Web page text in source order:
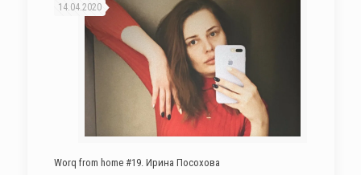
14.04.2020
Worq from home #19. Ирина Посохова